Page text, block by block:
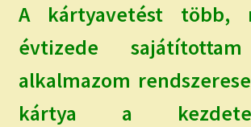
A kártyavetést több,
évtizede
alkalmazom
kártya a